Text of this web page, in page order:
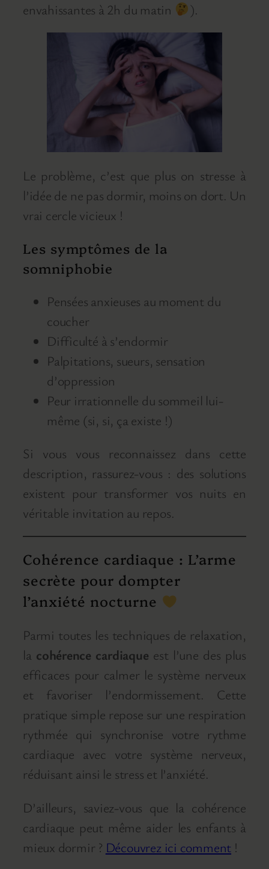
envahissantes à 2h du matin
).
Le problème, c’est que plus on stresse à
l’idée de ne pas dormir, moins on dort. Un
vrai cercle vicieux !
Les symptômes de la
somniphobie
Pensées anxieuses au moment du
coucher
Difficulté à s’endormir
Palpitations, sueurs, sensation
d’oppression
Peur irrationnelle du sommeil lui-
même (si, si, ça existe !)
Si vous vous reconnaissez dans cette
description, rassurez-vous : des solutions
existent pour transformer vos nuits en
véritable invitation au repos.
Cohérence cardiaque : L’arme
secrète pour dompter
l’anxiété nocturne
Parmi toutes les techniques de relaxation,
la cohérence cardiaque est l’une des plus
efficaces pour calmer le système nerveux
et favoriser l’endormissement. Cette
pratique simple repose sur une respiration
rythmée qui synchronise votre rythme
cardiaque avec votre système nerveux,
réduisant ainsi le stress et l’anxiété.
D’ailleurs, saviez-vous que la cohérence
cardiaque peut même aider les enfants à
mieux dormir ? Découvrez ici comment !